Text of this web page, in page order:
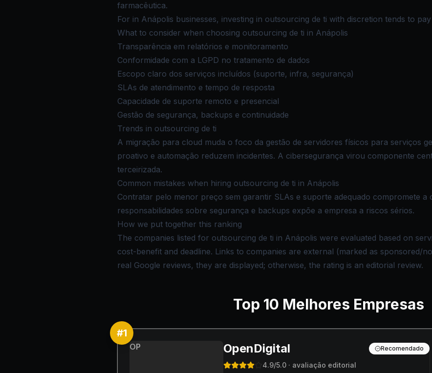
farmacêutica.
For in Anápolis businesses, investing in outsourcing de ti with discretion tends to
What to consider when choosing outsourcing de ti in Anápolis
Transparência em relatórios e monitoramento
Conformidade com a LGPD no tratamento de dados
Escopo claro dos serviços incluídos (suporte, infra, segurança)
SLAs de atendimento e tempo de resposta
Capacidade de suporte remoto e presencial
Gestão de segurança, backups e continuidade
Trends in outsourcing de ti
A migração para cloud muda o foco da gestão de servidores físicos para serviços
proativo e automação reduzem incidentes. A cibersegurança virou componente
terceirizada.
Common mistakes when hiring outsourcing de ti in Anápolis
Contratar pelo menor preço sem garantir SLAs e suporte adequado compromete a
responsabilidades sobre segurança e backups expõe a empresa a riscos sérios.
How we put together this ranking
The companies listed for outsourcing de ti in Anápolis were evaluated based on
cost-benefit and deadline. Links to companies are external (marked as sponsored/
real Google reviews, they are displayed; otherwise, the rating is an editorial review.
Top 10 Melhores Empresas
#1
OP OpenDigital Recomendado
4.9/5.0 · avaliação editorial